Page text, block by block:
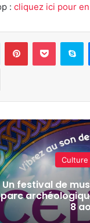
: cliquez ici pour
LinkedinPinterestPocket
Imprimer
Actualité
« Une émotion
en cuisine pour
de